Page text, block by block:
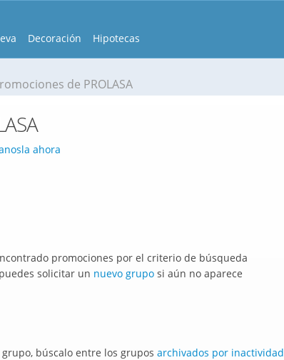
Decoración Hipotecas
de PROLASA
ahora
promociones por el criterio de búsqueda
solicitar un nuevo gruposi aún no aparece
búscalo entre los grupos archivados por inactividad